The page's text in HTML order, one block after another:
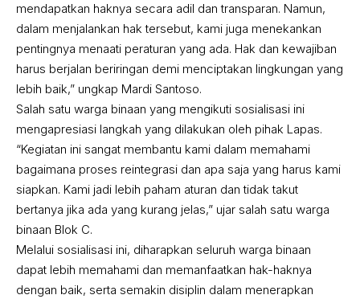
mendapatkan haknya secara adil dan transparan. Namun,
dalam menjalankan hak tersebut, kami juga menekankan
pentingnya menaati peraturan yang ada. Hak dan kewajiban
harus berjalan beriringan demi menciptakan lingkungan yang
lebih baik,” ungkap Mardi Santoso.
Salah satu warga binaan yang mengikuti sosialisasi ini
mengapresiasi langkah yang dilakukan oleh pihak Lapas.
“Kegiatan ini sangat membantu kami dalam memahami
bagaimana proses reintegrasi dan apa saja yang harus kami
siapkan. Kami jadi lebih paham aturan dan tidak takut
bertanya jika ada yang kurang jelas,” ujar salah satu warga
binaan Blok C.
Melalui sosialisasi ini, diharapkan seluruh warga binaan
dapat lebih memahami dan memanfaatkan hak-haknya
dengan baik, serta semakin disiplin dalam menerapkan